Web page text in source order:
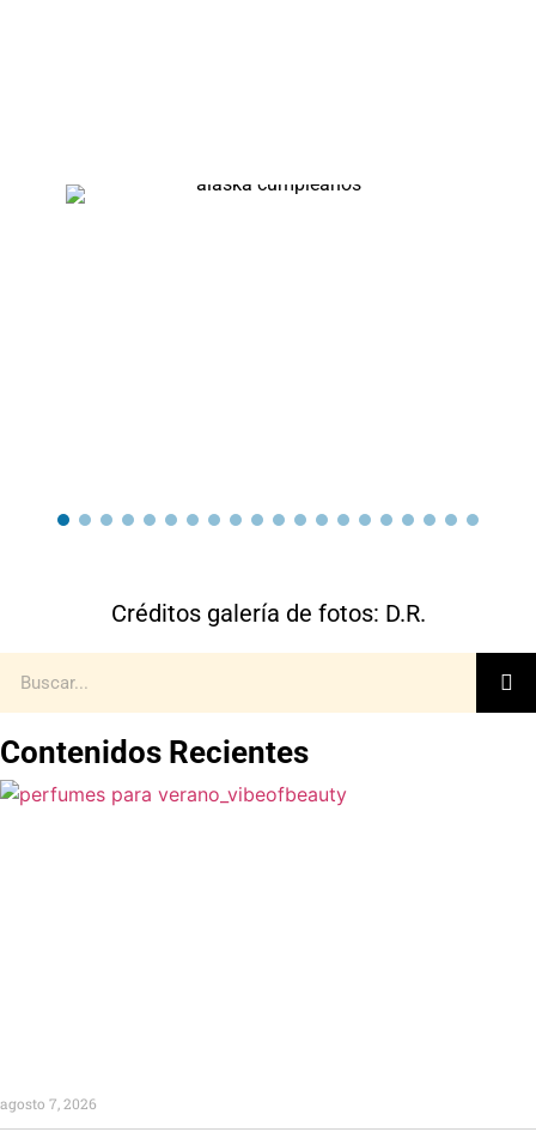
Créditos galería de fotos: D.R.
Contenidos Recientes
agosto 7, 2026